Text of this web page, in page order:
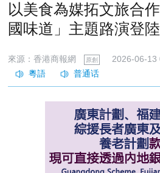
以美食為媒拓文旅合
國味道」主題路演登
來源：香港商報網 原創 2026-06-13